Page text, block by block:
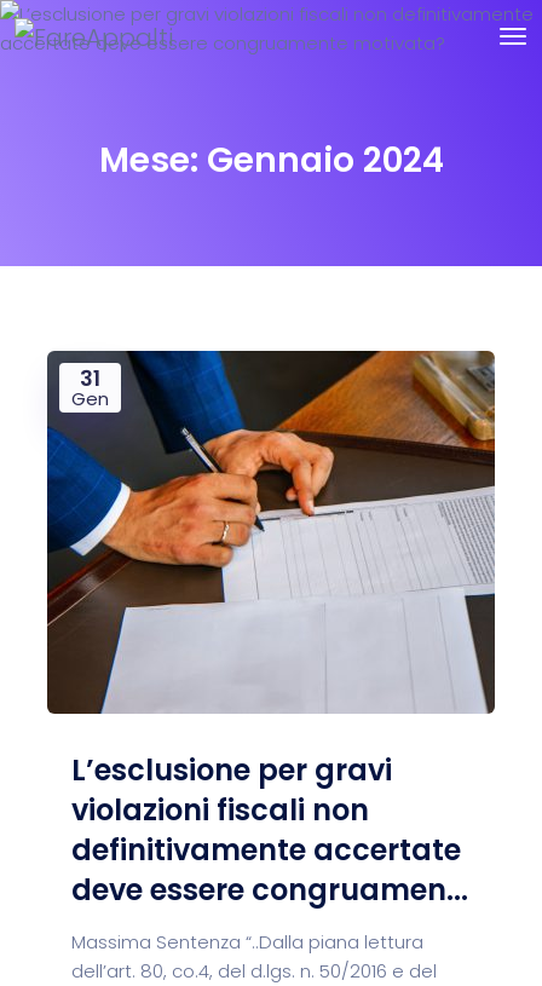
Mese: Gennaio 2024
31
Gen
L’esclusione per gravi
violazioni fiscali non
definitivamente accertate
deve essere congruamen...
Massima Sentenza “..Dalla piana lettura
dell’art. 80, co.4, del d.lgs. n. 50/2016 e del